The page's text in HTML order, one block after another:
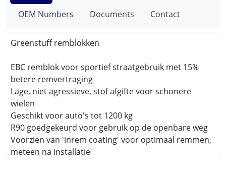
OEM Numbers
Documents Contact
Greenstuff remblokken
EBC remblok voor sportief straatgebruik met 15%
betere remvertraging
Lage, niet agressieve, stof afgifte voor schonere
wielen
Geschikt voor auto's tot 1200 kg
R90 goedgekeurd voor gebruik op de openbare weg
Voorzien van 'inrem coating' voor optimaal remmen,
meteen na installatie